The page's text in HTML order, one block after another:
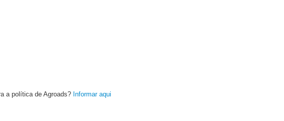
a política de Agroads? Informar aqui